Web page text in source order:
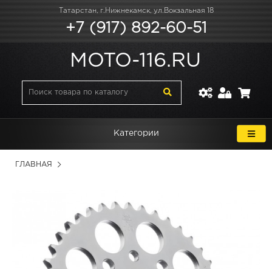
Татарстан, г.Нижнекамск, ул.Вокзальная 18
+7 (917) 892-60-51
MOTO-116.RU
Категории
ГЛАВНАЯ